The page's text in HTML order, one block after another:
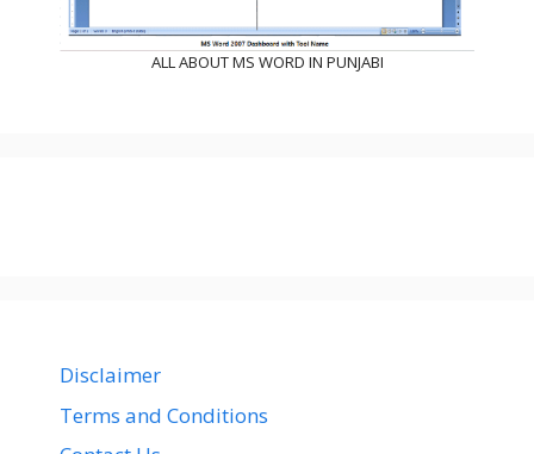
ALL ABOUT MS WORD IN PUNJABI
Disclaimer
Terms and Conditions